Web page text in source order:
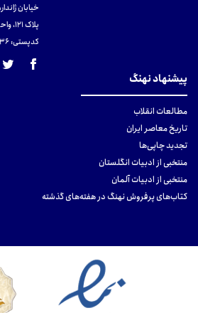
خیابان
پلاک 121، واحد ۴.
کدپستی: 131465433۶
پیشنهاد نهنگ
مطالعات انقلاب
تاریخ معاصر ایران
تجدید چاپی‌ها
منتخبی از ادبیات انگلستان
منتخبی از ادبیات آلمان
کتاب‌های پرفروش نهنگ در هفته‌های گذشته